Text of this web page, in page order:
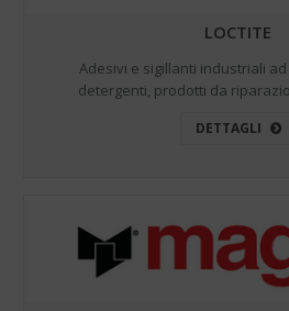
LOCTITE
Adesivi e sigillanti industriali
detergenti, prodotti da
DETTAGLI